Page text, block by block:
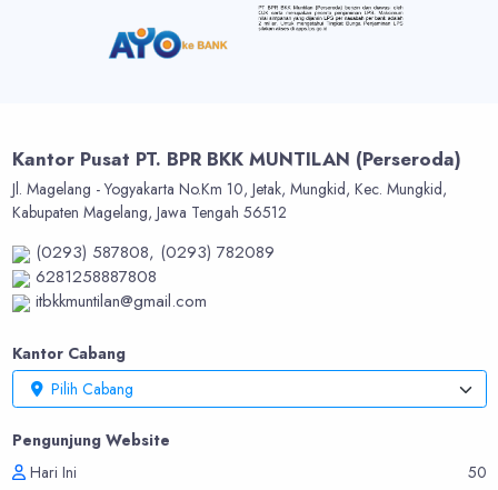
Kantor Pusat PT. BPR BKK MUNTILAN (Perseroda)
Jl. Magelang - Yogyakarta No.Km 10, Jetak, Mungkid, Kec. Mungkid,
Kabupaten Magelang, Jawa Tengah 56512
(0293) 587808, (0293) 782089
6281258887808
itbkkmuntilan@gmail.com
Pengunjung Website
Hari Ini
50
Kantor Cabang
Pilih Cabang